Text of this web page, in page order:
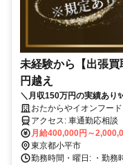
未経験から【出張
円越え
＼月収150万円の実績あり
ります❗ ✨賞与年2回✨入
✅土日希望休もOK✅女性も
おたからやイオンフー
アクセス: 車通勤応相談
月給400,000円～
東京都小平市
勤務時間・曜日: ・勤務